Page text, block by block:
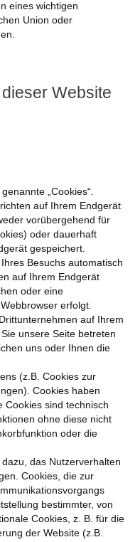
eines wichtigen
Union oder
Website
„Cookies“.
auf Ihrem Endgerät
vorübergehend für
oder dauerhaft
gespeichert.
Besuchs automatisch
auf Ihrem Endgerät
oder eine
erfolgt.
auf Ihrem
unsere Seite betreten
uns oder Ihnen die
(z.B. Cookies zur
Cookies haben
Cookies sind technisch
ohne diese nicht
oder die
das Nutzerverhalten
Cookies, die zur
bestimmter, von
Cookies, z. B. für die
der Website (z.B.